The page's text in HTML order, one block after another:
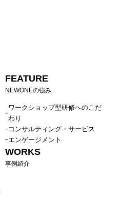
ンゲージメントサーベイ活
ークショップ
から見た課題別アプローチ
ップ～やりがい向上編～
ワークショップ
ログラム（受け入れ上司向
ャリア支援マネジメント研
グラム
FEATURE
NEWONEの強み
ワークショップ型研修へのこだ
わり
コンサルティング・サービス
エンゲージメント
WORKS
事例紹介